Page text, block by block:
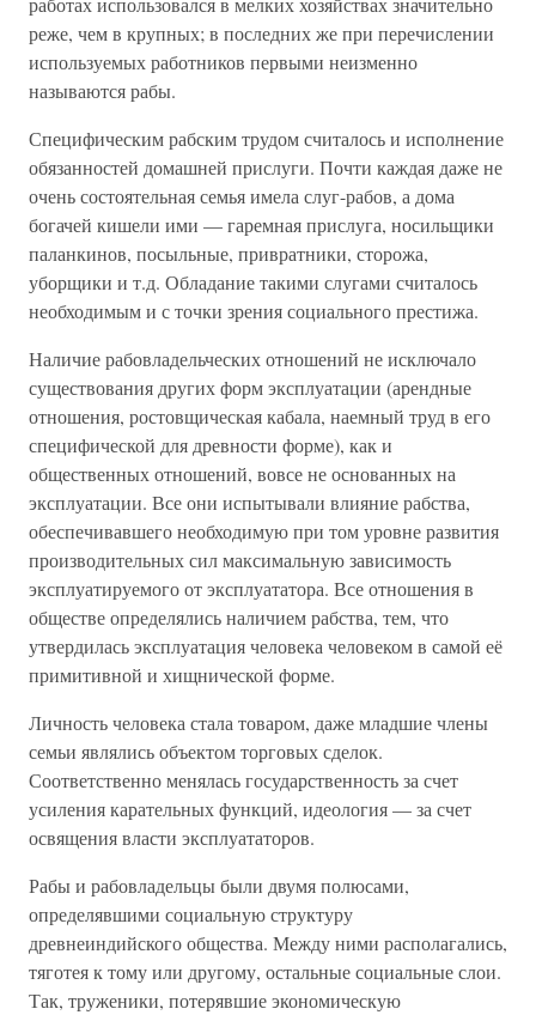
реже, чем в крупных; в последних же при перечислении
используемых работников первыми неизменно
называются рабы.
Специфическим рабским трудом считалось и исполнение
обязанностей домашней прислуги. Почти каждая даже не
очень состоятельная семья имела слуг-рабов, а дома
богачей кишели ими — гаремная прислуга, носильщики
паланкинов, посыльные, привратники, сторожа,
уборщики и т.д. Обладание такими слугами считалось
необходимым и с точки зрения социального престижа.
Наличие рабовладельческих отношений не исключало
существования других форм эксплуатации (арендные
отношения, ростовщическая кабала, наемный труд в его
специфической для древности форме), как и
общественных отношений, вовсе не основанных на
эксплуатации. Все они испытывали влияние рабства,
обеспечивавшего необходимую при том уровне развития
производительных сил максимальную зависимость
эксплуатируемого от эксплуататора. Все отношения в
обществе определялись наличием рабства, тем, что
утвердилась эксплуатация человека человеком в самой её
примитивной и хищнической форме.
Личность человека стала товаром, даже младшие члены
семьи являлись объектом торговых сделок.
Соответственно менялась государственность за счет
усиления карательных функций, идеология — за счет
освящения власти эксплуататоров.
Рабы и рабовладельцы были двумя полюсами,
определявшими социальную структуру
древнеиндийского общества. Между ними располагались,
тяготея к тому или другому, остальные социальные слои.
Так, труженики, потерявшие экономическую